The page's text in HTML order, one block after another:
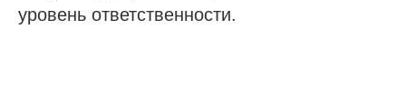
уровень ответственности.